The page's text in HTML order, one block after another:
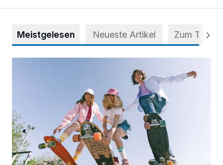
Meistgelesen Neueste Artikel Zum Thema